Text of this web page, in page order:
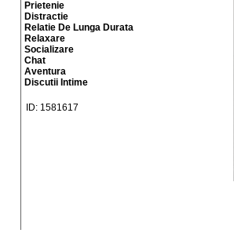
Prietenie
Distractie
Relatie De Lunga Durata
Relaxare
Socializare
Chat
Aventura
Discutii Intime
ID: 1581617